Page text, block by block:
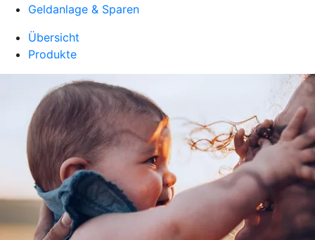
Geldanlage & Sparen
Übersicht
Produkte